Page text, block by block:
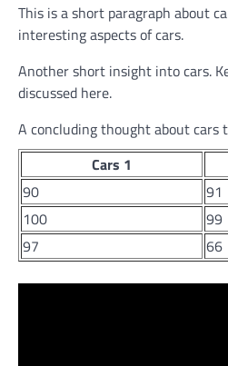
This is a short paragraph about
interesting aspects of cars.
Another short insight into cars.
discussed here.
A concluding thought about cars
Cars 1
90
91
100
99
97
66